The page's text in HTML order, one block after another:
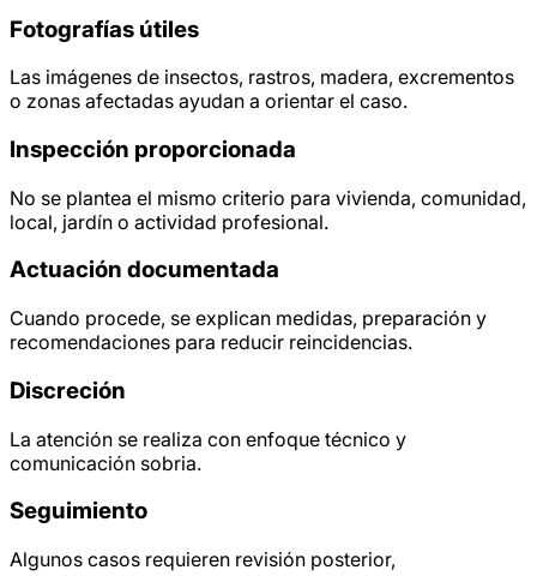
Fotografías útiles
Las imágenes de insectos, rastros, madera, excrementos
o zonas afectadas ayudan a orientar el caso.
Inspección proporcionada
No se plantea el mismo criterio para vivienda, comunidad,
local, jardín o actividad profesional.
Actuación documentada
Cuando procede, se explican medidas, preparación y
recomendaciones para reducir reincidencias.
Discreción
La atención se realiza con enfoque técnico y
comunicación sobria.
Seguimiento
Algunos casos requieren revisión posterior,